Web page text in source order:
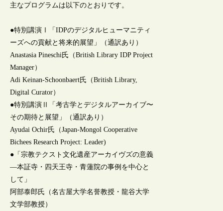
主なプログラムは以下のとおりです。
●特別講演Ⅰ「IDPのデジタルヒューマニティ
ーズへの貢献と将来的展望」（通訳あり）
Anastasia Pineschi氏（British Library IDP Project
Manager）
Adi Keinan-Schoonbaert氏（British Library,
Digital Curator）
●特別講演Ⅱ「考古学とデジタルアーカイブ〜
その期待と展望」（通訳あり）
Ayudai Ochir氏（Japan-Mongol Cooperative
Bichees Research Project: Leader)
●「宗教テクスト文化遺産アーカイヴズの意義
―本証寺・四天王寺・⻘蓮院の事例を中心と
して」
阿部泰郎氏（名古屋大学名誉教授・龍谷大学
文学部教授）